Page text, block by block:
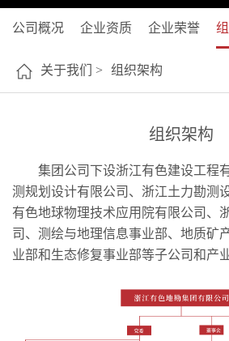
公司概况 企业资质 企业荣誉
关于我们 > 组织架构
组织架构
集团公司下设浙江有色建设工程
测规划设计有限公司、浙江土力勘测
有色地球物理技术应用院有限公司、
司、测绘与地理信息事业部、地质矿
业部和生态修复事业部等子公司和产业